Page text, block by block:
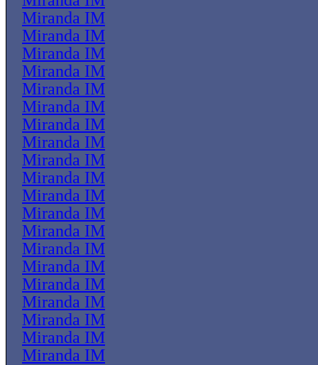
Miranda IM
Miranda IM
Miranda IM
Miranda IM
Miranda IM
Miranda IM
Miranda IM
Miranda IM
Miranda IM
Miranda IM
Miranda IM
Miranda IM
Miranda IM
Miranda IM
Miranda IM
Miranda IM
Miranda IM
Miranda IM
Miranda IM
Miranda IM